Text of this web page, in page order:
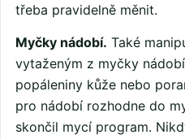
třeba pravidelně měnit.
Myčky nádobí. Také
vytaženým z myčky
popáleniny kůže nebo
pro nádobí rozhodne do
skončil mycí program.